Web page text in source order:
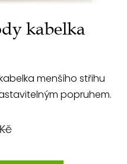
kabelka
menšího střihu
popruhem.